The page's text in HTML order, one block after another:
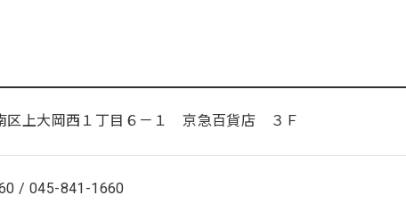
上大岡西１丁目６－１ 京急百貨店 ３Ｆ
/ 045-841-1660